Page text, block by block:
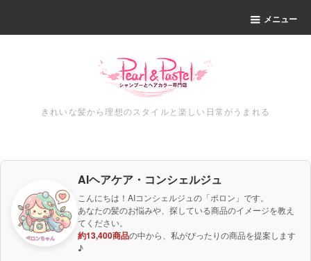
メニュー
きれいな髪から理想のスタイルと楽しい日常がうまれる
AIヘアケア・コンシェルジュ
こんにちは！AIコンシェルジュの「ポロン」です。
あなたの髪のお悩みや、探している商品のイメージを教え
てください。
約13,400商品の中から、私がぴったりの商品を提案します
♪